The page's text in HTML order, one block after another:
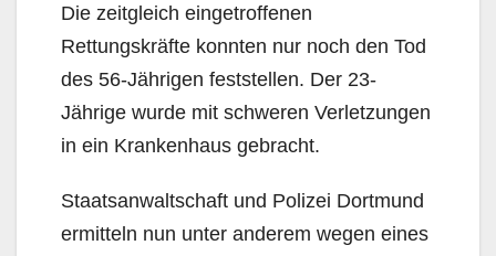
Die zeitgleich eingetroffenen
Rettungskräfte konnten nur noch den Tod
des 56-Jährigen feststellen. Der 23-
Jährige wurde mit schweren Verletzungen
in ein Krankenhaus gebracht.
Staatsanwaltschaft und Polizei Dortmund
ermitteln nun unter anderem wegen eines